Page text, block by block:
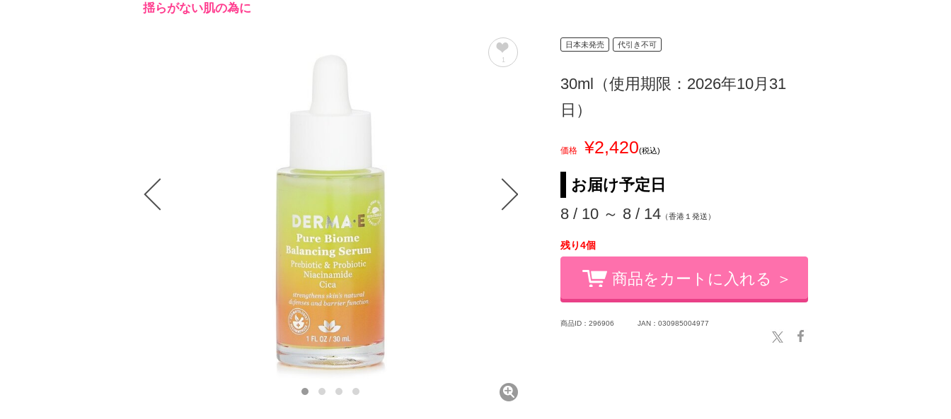
揺らがない肌の為に
日本未発売 代引き不可
30ml（使用期限：2026年10月31
日）
価格 ¥2,420(税込)
お届け予定日
8 / 10 ～ 8 / 14 （香港１発送）
残り4個
商品をカートに入れる ＞
商品ID：296906 JAN：030985004977